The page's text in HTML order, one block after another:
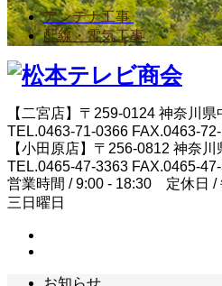
アンテナ工事
配線・電気工事
【二宮店】〒259-0124 神奈川
TEL.0463-71-0366 FAX.0463-
【小田原店】〒256-0812 神奈
TEL.0465-47-3363 FAX.0465-
営業時間 / 9:00 - 18:30 定休日 /
三日曜日
お知らせ